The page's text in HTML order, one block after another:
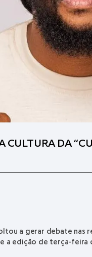
CULTURA DA
a gerar debate nas
a edição de terça-feira